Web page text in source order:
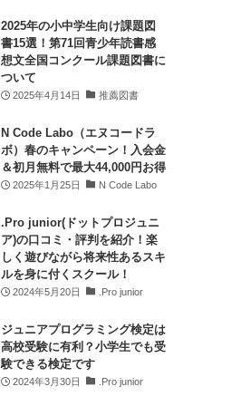
2025年の小中学生向け課題図
書15選！第71回青少年読書感
想文全国コンクール課題図書に
ついて
2025年4月14日 推薦図書
N Code Labo（エヌコードラ
ボ）春のキャンペーン！入会金
＆初月無料で最大44,000円お得
2025年1月25日 N Code Labo
.Pro junior(ドットプロジュニ
ア)の口コミ・評判を紹介！楽
しく遊びながら将来性あるスキ
ルを身に付くスクール！
2024年5月20日 .Pro junior
ジュニアプログラミング検定は
高校受験に有利？小学生でも受
験できる検定です
2024年3月30日 .Pro junior